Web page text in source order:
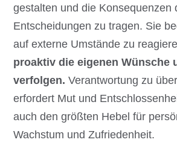
gestalten und die Konsequenzen
Entscheidungen zu tragen. Sie
auf externe Umstände zu
proaktiv die eigenen Wünsche
verfolgen. Verantwortung zu
erfordert Mut und
auch den größten Hebel für
Wachstum und Zufriedenheit.